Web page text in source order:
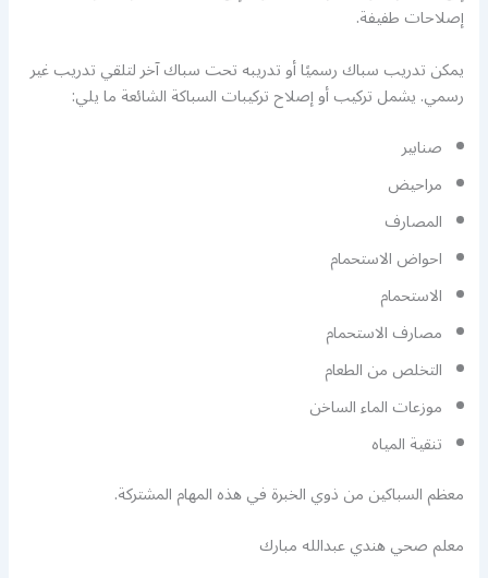
إصلاحات طفيفة.
يمكن تدريب سباك رسميًا أو تدريبه تحت سباك آخر لتلقي تدريب غير
رسمي. يشمل تركيب أو إصلاح تركيبات السباكة الشائعة ما يلي:
صنابير
مراحيض
المصارف
احواض الاستحمام
الاستحمام
مصارف الاستحمام
التخلص من الطعام
موزعات الماء الساخن
تنقية المياه
معظم السباكين من ذوي الخبرة في هذه المهام المشتركة.
معلم صحي هندي عبدالله مبارك